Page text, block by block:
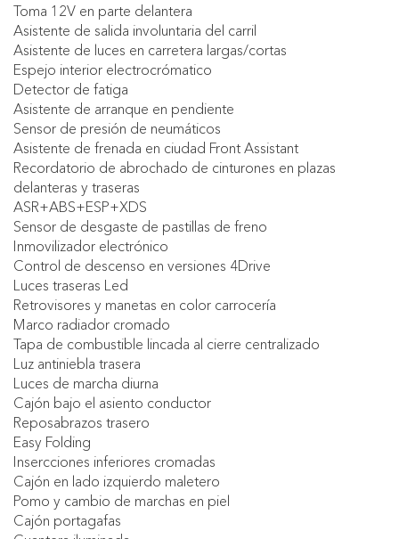
Toma 12V en parte delantera
Asistente de salida involuntaria del carril
Asistente de luces en carretera largas/cortas
Espejo interior electrocrómatico
Detector de fatiga
Asistente de arranque en pendiente
Sensor de presión de neumáticos
Asistente de frenada en ciudad Front Assistant
Recordatorio de abrochado de cinturones en plazas
delanteras y traseras
ASR+ABS+ESP+XDS
Sensor de desgaste de pastillas de freno
Inmovilizador electrónico
Control de descenso en versiones 4Drive
Luces traseras Led
Retrovisores y manetas en color carrocería
Marco radiador cromado
Tapa de combustible lincada al cierre centralizado
Luz antiniebla trasera
Luces de marcha diurna
Cajón bajo el asiento conductor
Reposabrazos trasero
Easy Folding
Insercciones inferiores cromadas
Cajón en lado izquierdo maletero
Pomo y cambio de marchas en piel
Cajón portagafas